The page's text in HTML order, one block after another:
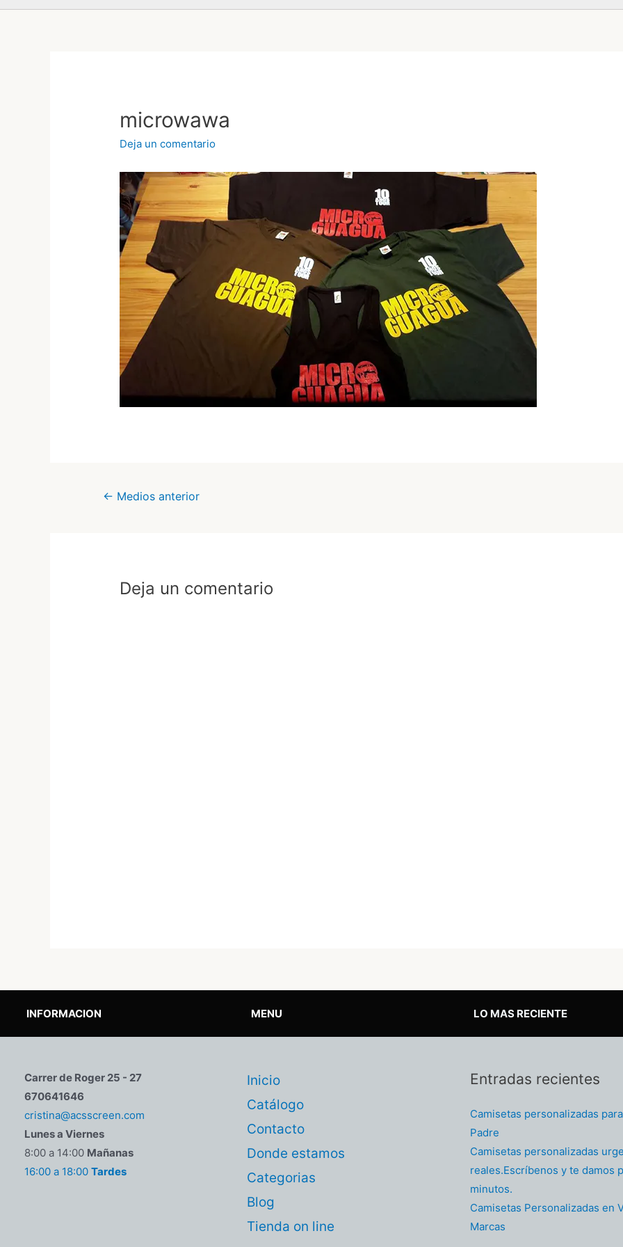
microwawa
Deja un comentario
Navegación
← Medios anterior
Deja un comentario
INFORMACION MENU LO MAS RECIENTE
Carrer de Roger 25 - 27
670641646
cristina@acsscreen.com
Lunes a Viernes
8:00 a 14:00 Mañanas
16:00 a 18:00 Tardes
Inicio
Catálogo
Contacto
Donde estamos
Categorias
Blog
Tienda on line
Entradas recientes
Camisetas personalizadas
Padre
Camisetas personalizadas
reales.Escríbenos y te damos
minutos.
Camisetas Personalizadas en
Marcas